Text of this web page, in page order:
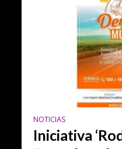
NOTICIAS
Iniciativa